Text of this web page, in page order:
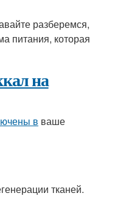
разберемся,
питания, которая
на
в ваше
тканей.